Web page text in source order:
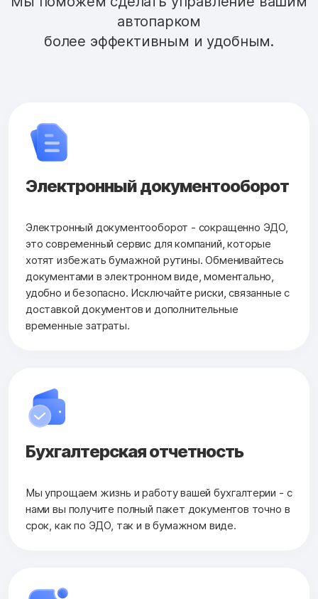
автопарком
более эффективным и удобным.
Электронный документооборот
Электронный документооборот - сокращенно ЭДО,
это современный сервис для компаний, которые
хотят избежать бумажной рутины. Обменивайтесь
документами в электронном виде, моментально,
удобно и безопасно. Исключайте риски, связанные с
доставкой документов и дополнительные
временные затраты.
Бухгалтерскаяотчетность
Мы упрощаем жизнь и работу вашей бухгалтерии - с
нами вы получите полный пакет документов точно в
срок, как по ЭДО, так и в бумажном виде.